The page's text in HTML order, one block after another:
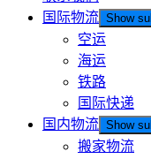
国际物流 Show
空运
海运
铁路
国际快递
国内物流 Show
搬家物流